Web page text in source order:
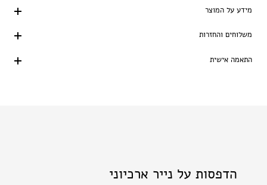
מידע על המוצר
משלוחים והחזרות
התאמה אישית
הדפסות על נייר ארכיוני